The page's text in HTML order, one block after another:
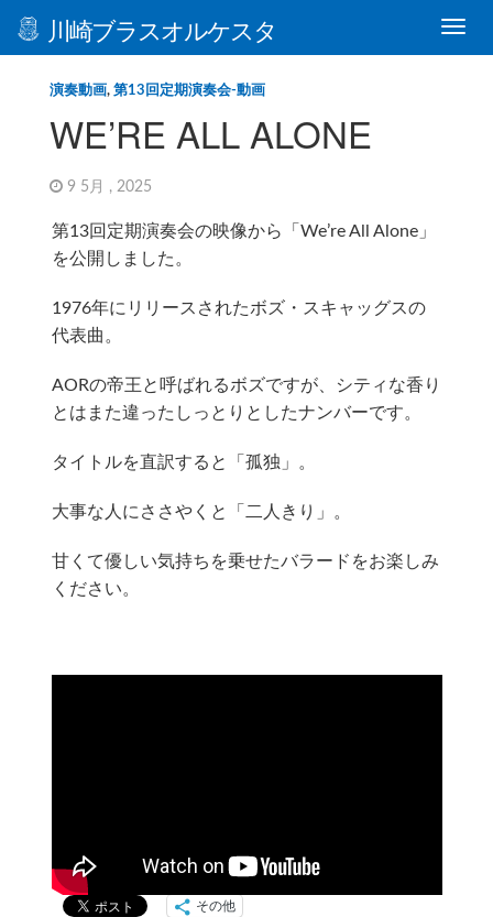
川崎ブラスオルケスタ
演奏動画, 第13回定期演奏会-動画
WE’RE ALL ALONE
9 5月 , 2025
第13回定期演奏会の映像から「We’re All Alone」
を公開しました。
1976年にリリースされたボズ・スキャッグスの
代表曲。
AORの帝王と呼ばれるボズですが、シティな香り
とはまた違ったしっとりとしたナンバーです。
タイトルを直訳すると「孤独」。
大事な人にささやくと「二人きり」。
甘くて優しい気持ちを乗せたバラードをお楽しみ
ください。
その他